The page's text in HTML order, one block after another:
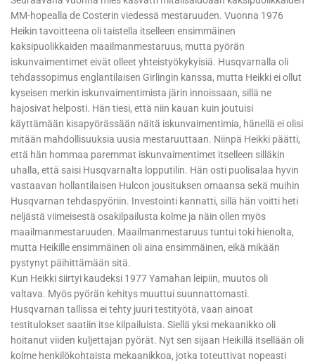
MM-hopealla de Costerin viedessä mestaruuden. Vuonna 1976
Heikin tavoitteena oli taistella itselleen ensimmäinen
kaksipuolikkaiden maailmanmestaruus, mutta pyörän
iskunvaimentimet eivät olleet yhteistyökykyisiä. Husqvarnalla oli
tehdassopimus englantilaisen Girlingin kanssa, mutta Heikki ei ollut
kyseisen merkin iskunvaimentimista järin innoissaan, sillä ne
hajosivat helposti. Hän tiesi, että niin kauan kuin joutuisi
käyttämään kisapyörässään näitä iskunvaimentimia, hänellä ei olisi
mitään mahdollisuuksia uusia mestaruuttaan. Niinpä Heikki päätti,
että hän hommaa paremmat iskunvaimentimet itselleen silläkin
uhalla, että saisi Husqvarnalta lopputilin. Hän osti puolisalaa hyvin
vastaavan hollantilaisen Hulcon jousituksen omaansa sekä muihin
Husqvarnan tehdaspyöriin. Investointi kannatti, sillä hän voitti heti
neljästä viimeisestä osakilpailusta kolme ja näin ollen myös
maailmanmestaruuden. Maailmanmestaruus tuntui toki hienolta,
mutta Heikille ensimmäinen oli aina ensimmäinen, eikä mikään
pystynyt päihittämään sitä.
Kun Heikki siirtyi kaudeksi 1977 Yamahan leipiin, muutos oli
valtava. Myös pyörän kehitys muuttui suunnattomasti.
Husqvarnan tallissa ei tehty juuri testityötä, vaan ainoat
testitulokset saatiin itse kilpailuista. Siellä yksi mekaanikko oli
hoitanut viiden kuljettajan pyörät. Nyt sen sijaan Heikillä itsellään oli
kolme henkilökohtaista mekaanikkoa, jotka toteuttivat nopeasti